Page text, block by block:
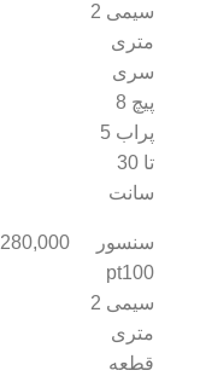
سیمی 2
متری
سری
پیچ 8
پراب 5
تا 30
سانت
سنسور
pt100
سیمی 2
متری
قطعه
280,000